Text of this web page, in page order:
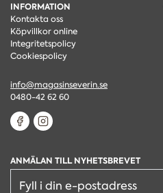
INFORMATION
Kontakta oss
Köpvillkor online
Integritetspolicy
Cookiespolicy
info@magasinseverin.se
0480-42 62 60
ANMÄLAN TILL NYHETSBREVET